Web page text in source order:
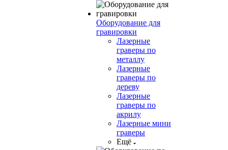
Оборудование для
гравировки
Лазерные
граверы по
металлу
Лазерные
граверы по
дереву
Лазерные
граверы по
акрилу
Лазерные мини
граверы
Ещё